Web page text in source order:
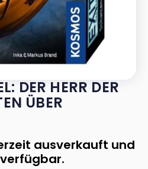
DER HERR DER
ÜBER
ausverkauft und